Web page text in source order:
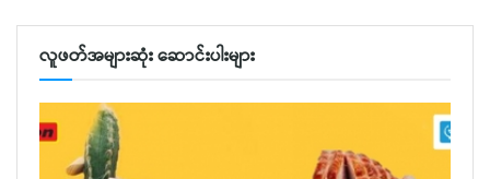
လူဖတ်အများဆုံး ဆောင်းပါးများ